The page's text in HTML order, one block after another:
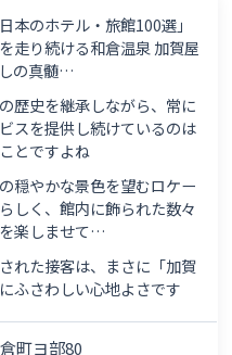
本のホテル・旅館100選」
走り続ける和倉温泉 加賀屋
の真髄…
歴史を継承しながら、常に
スを提供し続けているのは
とですよね
穏やかな景色を望むロケー
しく、館内に飾られた数々
楽しませて…
れた接客は、まさに「加賀
ふさわしい心地よさです
町ヨ部80